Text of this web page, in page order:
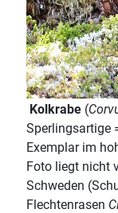
Kolkrabe (
Sperlingsartige
Exemplar im
Foto liegt nicht
Schweden
Flechtenrasen